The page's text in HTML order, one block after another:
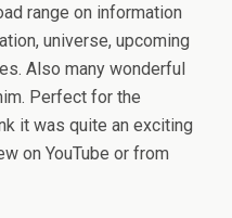
range on information
universe, upcoming
Also many wonderful
Perfect for the
it was quite an exciting
on YouTube or from